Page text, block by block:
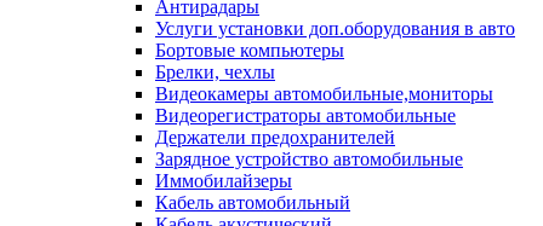
Антирадары
Услуги установки доп.оборудования в авто
Бортовые компьютеры
Брелки, чехлы
Видеокамеры автомобильные,мониторы
Видеорегистраторы автомобильные
Держатели предохранителей
Зарядное устройство автомобильные
Иммобилайзеры
Кабель автомобильный